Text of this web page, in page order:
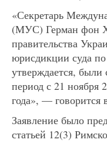
«Секретарь
(МУС) Герман фон
правительства
юрисдикции суда
утверждается,
период с 21 ноября
года», — говорится
Заявление было
статьей 12(3)